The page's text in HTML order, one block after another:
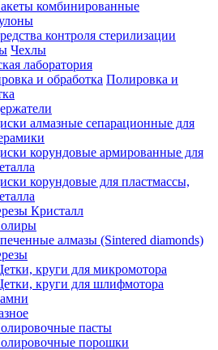
комбинированные
контроля стерилизации
Чехлы
лаборатория
Полировка и
алмазные сепарационные для
корундовые армированные для
корундовые для пластмассы,
Кристалл
алмазы (Sintered diamonds)
круги для микромотора
круги для шлифмотора
пасты
порошки